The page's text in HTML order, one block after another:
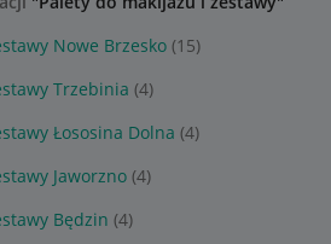
Nowe Brzesko (15)
Trzebinia (4)
Łososina Dolna (4)
Jaworzno (4)
Będzin (4)